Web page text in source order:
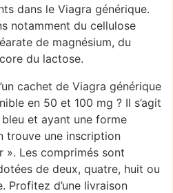
dans le Viagra générique.
notamment du cellulose
de magnésium, du
du lactose.
cachet de Viagra générique
en 50 et 100 mg ? Il s’agit
bleu et ayant une forme
trouve une inscription
Les comprimés sont
de deux, quatre, huit ou
Profitez d’une livraison